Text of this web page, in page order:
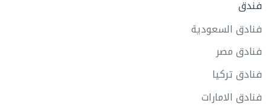
فندق
فنادق السعودية
فنادق مصر
فنادق تركيا
فنادق الامارات